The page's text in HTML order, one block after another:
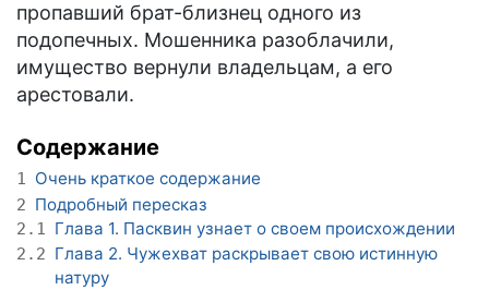
пропавший брат-близнец одного из
подопечных. Мошенника разоблачили,
имущество вернули владельцам, а его
арестовали.
Содержание
1 Очень краткое содержание
2 Подробный пересказ
2.1 Глава 1. Пасквин узнает о своем происхождении
2.2 Глава 2. Чужехват раскрывает свою истинную
натуру